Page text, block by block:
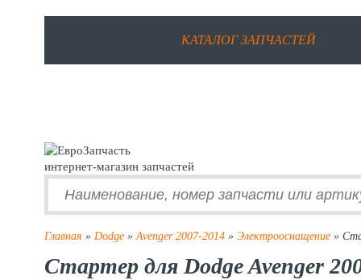
КАТАЛОГ ЗАПЧАСТЕЙ
интернет-магазин запчастей
Главная » Dodge »Avenger 2007-2014 » Электрооснащение »
Стартер для Dodge Avenger